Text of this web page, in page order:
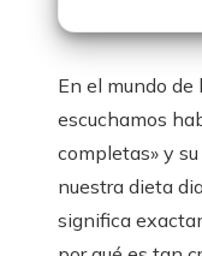
En el mundo de
escuchamos
completas» y
nuestra dieta
significa